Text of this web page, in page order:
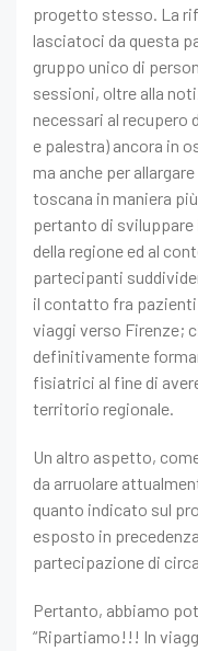
progetto stesso. La
lasciatoci da questa
gruppo unico di
sessioni, oltre alla
necessari al recupero
e palestra) ancora in
ma anche per
toscana in maniera
pertanto di
della regione ed al
partecipanti
il contatto fra pazienti
viaggi verso Firenze;
definitivamente
fisiatrici al fine di
territorio regionale.
Un altro aspetto,
da arruolare
quanto indicato sul
esposto in
partecipazione di
Pertanto, abbiamo
“Ripartiamo!!! In